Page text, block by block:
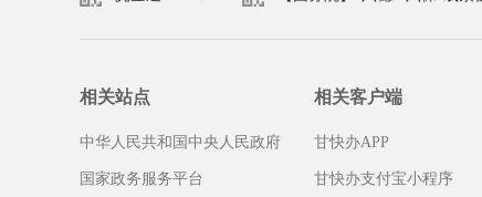
相关站点
中华人民共和国中央人民政府
国家政务服务平台
相关客户端
甘快办APP
甘快办支付宝小程序